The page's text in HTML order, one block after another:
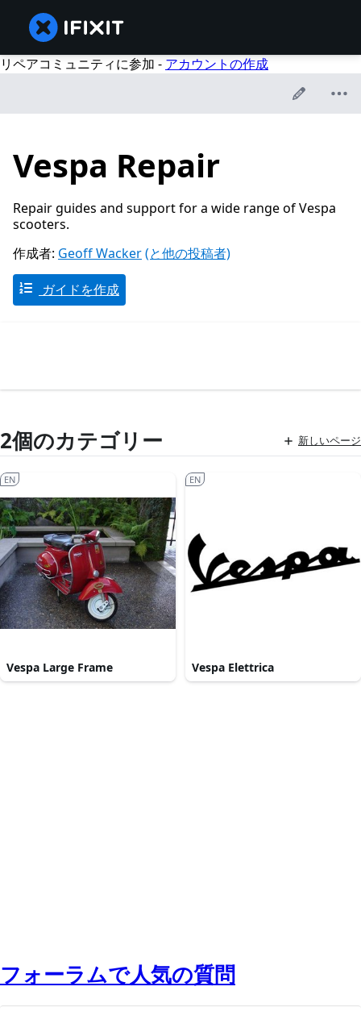
リペアコミュニティに参加 - アカウントの作成
Vespa Repair
Repair guides and support for a wide range of Vespa
scooters.
作成者: Geoff Wacker(と他の投稿者)
ガイドを作成
2個のカテゴリー 新しいページ
Vespa Large Frame
EN
Vespa Elettrica
EN
フォーラムで人気の質問